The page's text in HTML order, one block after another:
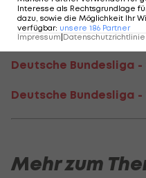
abgeschlagenes
seit fünf Partien
Deutsche Bundesliga
Deutsche Bundesliga -
Mehr zum
Interesse als Rechtsgrundlage
dazu, sowie die Möglichkeit Ihr
verfügbar: unsere 186 Partner
Impressum|Datenschutzrichtlinie